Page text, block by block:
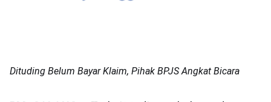
Dituding Belum Bayar Klaim, Pihak BPJS Angkat Bicara